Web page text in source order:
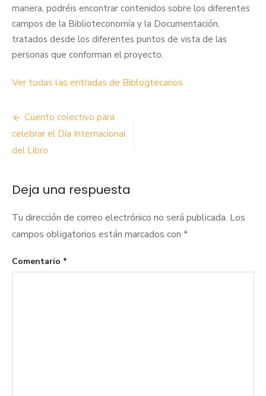
manera, podréis encontrar contenidos sobre los diferentes
campos de la Biblioteconomía y la Documentación,
tratados desde los diferentes puntos de vista de las
personas que conforman el proyecto.
Ver todas las entradas de Biblogtecarios
Navegación
de
entradas
Cuento colectivo para
celebrar el Día Internacional
del Libro
Deja una respuesta
Tu dirección de correo electrónico no será publicada. Los
campos obligatorios están marcados con *
Comentario *